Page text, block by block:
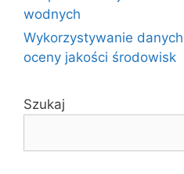
wodnych
Wykorzystywanie
oceny jakości środowisk
Szukaj